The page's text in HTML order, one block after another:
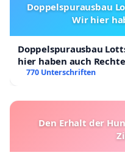
Doppelspurausbau
Wir hier
Doppelspurausbau
hier haben auch
770 Unterschriften
Den Erhalt der